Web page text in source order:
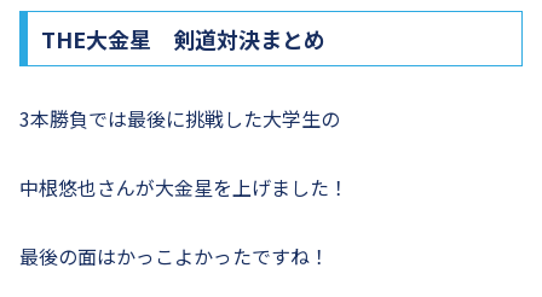
THE大金星 剣道対決まとめ
3本勝負では最後に挑戦した大学生の
中根悠也さんが大金星を上げました！
最後の面はかっこよかったですね！